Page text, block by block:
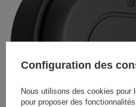
Configuration des
Nous utilisons des cookies pour
pour proposer des